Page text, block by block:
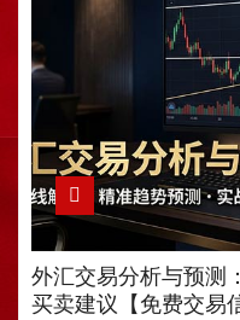
外汇交易分析与预
买卖建议【免费交易